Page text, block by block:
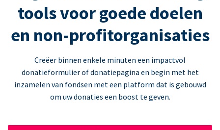
tools voor goede doelen
en non-profitorganisaties
Creëer binnen enkele minuten een impactvol
donatieformulier of donatiepagina en begin met het
inzamelen van fondsen met een platform dat is gebouwd
om uw donaties een boost te geven.